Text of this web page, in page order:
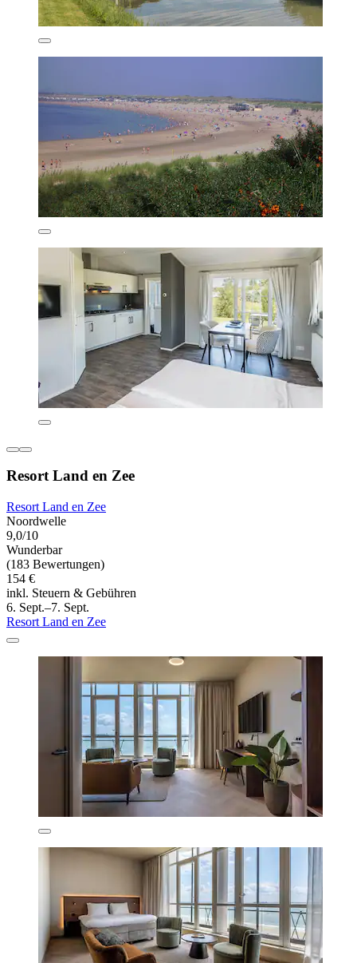
Resort Land en Zee
Resort Land en Zee
Noordwelle
9,0/10
Wunderbar
(183 Bewertungen)
154 €
inkl. Steuern & Gebühren
6. Sept.–7. Sept.
Resort Land en Zee